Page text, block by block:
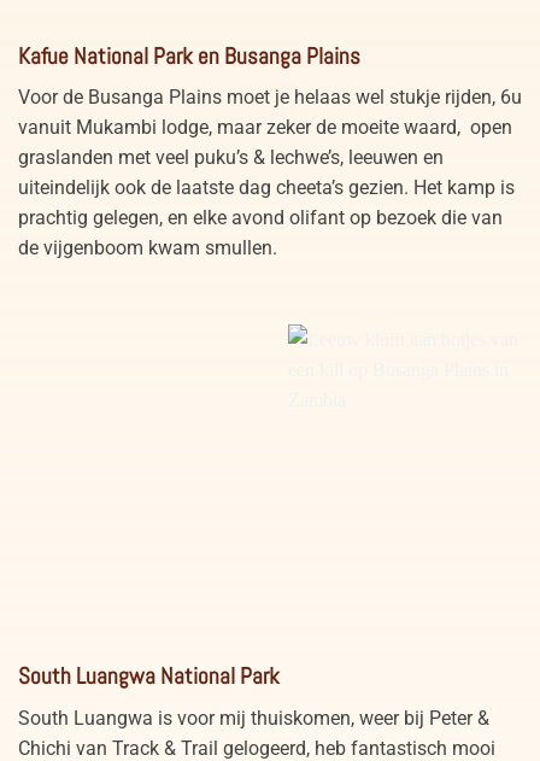
National Park Zambia
Plains Zambia
Kafue National Park en Busanga Plains
Voor de Busanga Plains moet je helaas wel stukje rijden, 6u
vanuit Mukambi lodge, maar zeker de moeite waard, open
graslanden met veel puku’s & lechwe’s, leeuwen en
uiteindelijk ook de laatste dag cheeta’s gezien. Het kamp is
prachtig gelegen, en elke avond olifant op bezoek die van
de vijgenboom kwam smullen.
Busanga Plains Zambia
South Luangwa National Park
South Luangwa is voor mij thuiskomen, weer bij Peter &
Chichi van Track & Trail gelogeerd, heb fantastisch mooi